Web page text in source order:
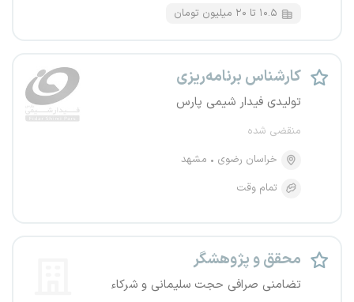
۱۰.۵ تا ۲۰ میلیون تومان
کارشناس برنامه‌ریزی
تولیدی فیدار شیمی پارس
منقضی شده
خراسان رضوی
مشهد
تمام وقت
محقق و پژوهشگر
تضامنی صرافی حجت سلیمانی و شرکاء